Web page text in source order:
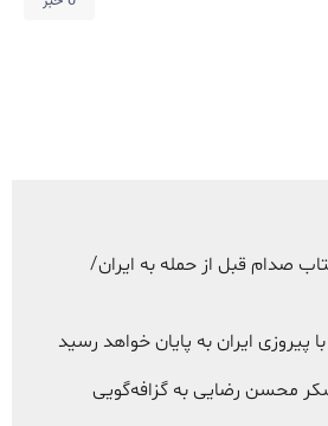
صدام قبل از حمله به ایران/
پیروزی ایران به پایان خواهد رسید
محسن رضایی به گزافه‌گویی